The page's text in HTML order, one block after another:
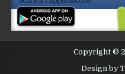
Copyright ©
Design by